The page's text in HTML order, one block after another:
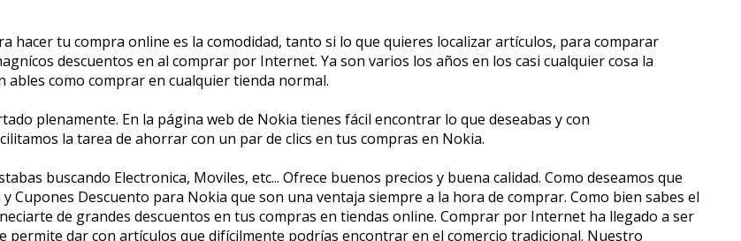
hacer tu compra online es la comodidad, tanto si lo que quieres localizar artículos, para comparar
descuentos en al comprar por Internet. Ya son varios los años en los casi cualquier cosa la
como comprar en cualquier tienda normal.
plenamente. En la página web de Nokia tienes fácil encontrar lo que deseabas y con
la tarea de ahorrar con un par de clics en tus compras en Nokia.
buscando Electronica, Moviles, etc... Ofrece buenos precios y buena calidad. Como deseamos que
Descuento para Nokia que son una ventaja siempre a la hora de comprar. Como bien sabes el
de grandes descuentos en tus compras en tiendas online. Comprar por Internet ha llegado a ser
permite dar con artículos que difícilmente podrías encontrar en el comercio tradicional. Nuestro